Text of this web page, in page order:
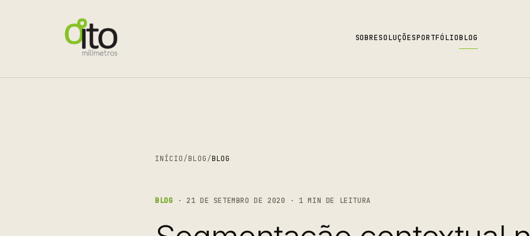
SOBRESOLUÇÕESPORTFÓLIOBLOG
INÍCIO/BLOG/BLOG
BLOG · 21 DE SETEMBRO DE 2020 · 1 MIN DE LEITURA